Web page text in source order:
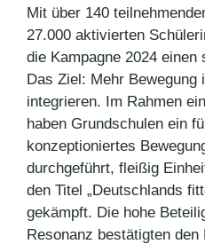
Mit über 140
27.000 aktivierten
die Kampagne 2024
Das Ziel: Mehr Bewegung
integrieren. Im Rahmen
haben Grundschulen ein
konzeptioniertes
durchgeführt, fleißig
den Titel „Deutschlands
gekämpft. Die hohe
Resonanz bestätigten